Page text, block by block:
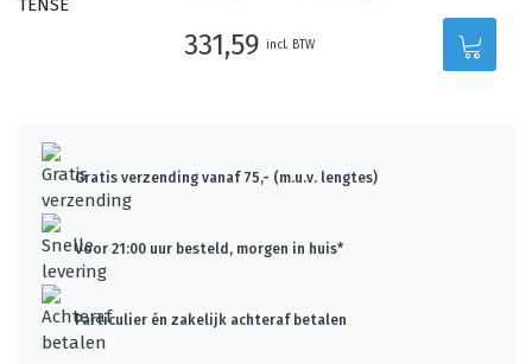
331,59 incl. BTW
Gratis verzending vanaf 75,- (m.u.v. lengtes)
Voor 21:00 uur besteld, morgen in huis*
Particulier én zakelijk achteraf betalen